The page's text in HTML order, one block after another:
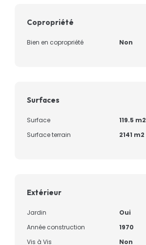
Copropriété
Bien en copropriété Non
Surfaces
Surface
119.5 m2
Surface terrain
2141 m2
Extérieur
Jardin
Oui
Année construction
1970
Vis à Vis
Non